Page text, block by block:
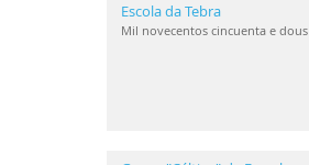
Escola da Tebra
Mil novecentos cincuenta e dous